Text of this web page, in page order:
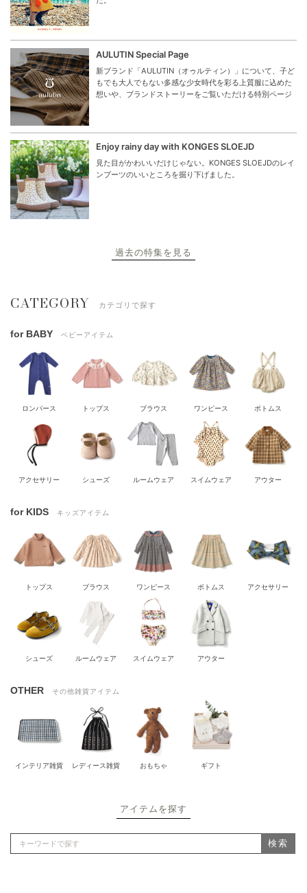
AULUTIN Special Page
新ブランド「AULUTIN（オゥルティン）」について、子ど
もでも大人でもない多感な少女時代を彩る上質服に込めた
想いや、ブランドストーリーをご覧いただける特別ページ
Enjoy rainy day with KONGES SLOEJD
見た目がかわいいだけじゃない。KONGES SLOEJDのレイ
ンブーツのいいところを掘り下げました。
過去の特集を見る
CATEGORY カテゴリで探す
for BABY ベビーアイテム
ロンパース トップス ブラウス ワンピース ボトムス
アクセサリー シューズ ルームウェア スイムウェア アウター
for KIDS キッズアイテム
トップス ブラウス ワンピース ボトムス アクセサリー
シューズ ルームウェア スイムウェア アウター
OTHER その他雑貨アイテム
インテリア雑貨 レディース雑貨 おもちゃ ギフト
アイテムを探す
検索